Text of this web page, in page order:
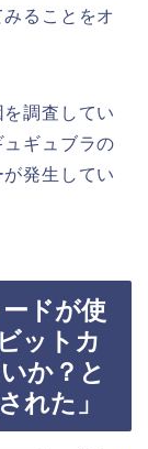
ることをオ
調査してい
ギュブラの
発生してい
ドが使
ットカ
か？と
れた」